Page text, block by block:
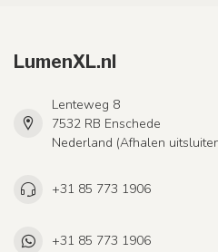
LumenXL.nl
Lenteweg 8
7532 RB Enschede
Nederland (Afhalen
+31 85 773 1906
+31 85 773 1906